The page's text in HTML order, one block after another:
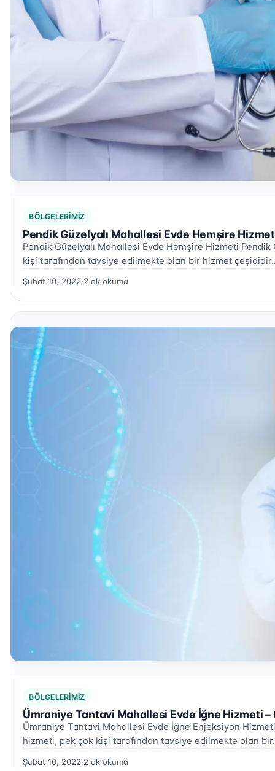
BÖLGELERIMIZ
Pendik Güzelyalı Mahallesi Evde Hemşire
Pendik Güzelyalı Mahallesi Evde Hemşire Hizmeti
kişi tarafından tavsiye edilmekte olan bir hizmet
Şubat 10, 2022·2 dk okuma
BÖLGELERIMIZ
Ümraniye Tantavi Mahallesi Evde İğne Hizmeti –
Ümraniye Tantavi Mahallesi Evde İğne Enjeksiyon
hizmeti, pek çok kişi tarafından tavsiye edilmekte olan
Şubat 10, 2022·2 dk okuma